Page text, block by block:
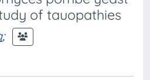
of tauopathies
;